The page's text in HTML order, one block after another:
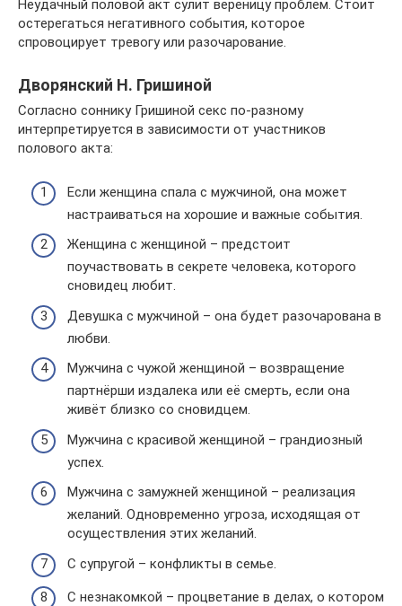
Неудачный половой акт сулит вереницу проблем. Стоит
остерегаться негативного события, которое
спровоцирует тревогу или разочарование.
Дворянский Н. Гришиной
Согласно соннику Гришиной секс по-разному
интерпретируется в зависимости от участников
полового акта:
Если женщина спала с мужчиной, она может
настраиваться на хорошие и важные события.
Женщина с женщиной – предстоит
поучаствовать в секрете человека, которого
сновидец любит.
Девушка с мужчиной – она будет разочарована в
любви.
Мужчина с чужой женщиной – возвращение
партнёрши издалека или её смерть, если она
живёт близко со сновидцем.
Мужчина с красивой женщиной – грандиозный
успех.
Мужчина с замужней женщиной – реализация
желаний. Одновременно угроза, исходящая от
осуществления этих желаний.
С супругой – конфликты в семье.
С незнакомкой – процветание в делах, о котором